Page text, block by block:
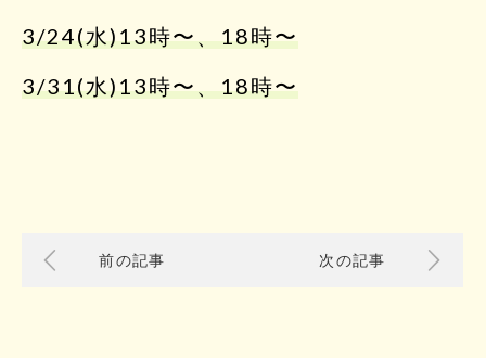
3/24(水)13時〜、18時〜
3/31(水)13時〜、18時〜
前の記事 次の記事